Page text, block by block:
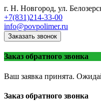
г. Н. Новгород, ул.
+7(831)214-33-00
info@povpolimer.ru
Заказать звонок
Заказ обратного звонка
Ваш заявка принята.
Заказ обратного звонка